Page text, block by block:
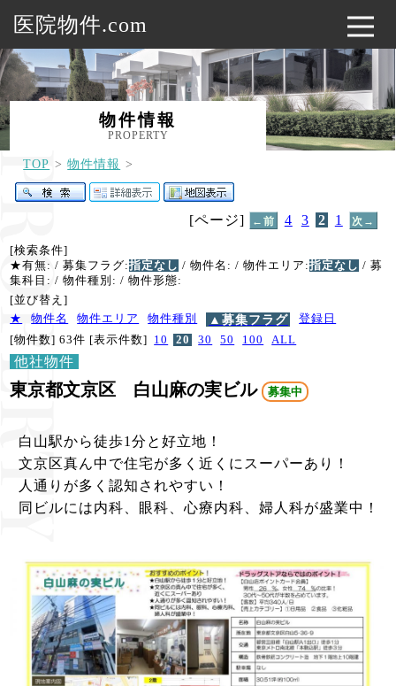
医院物件.com
物件情報
PROPERTY
TOP 物件情報
[ページ] ←前 4 3 2 1 次→
[検索条件]
★有無: / 募集フラグ:指定なし / 物件名: / 物件エリア:指定なし / 募
集科目: / 物件種別: / 物件形態:
[並び替え]
★
物件名 物件エリア 物件種別 ▲募集フラグ
登録日
[物件数] 63件 [表示件数] 10 20 30 50 100 ALL
他社物件
東京都文京区 白山麻の実ビル 募集中
白山駅から徒歩1分と好立地！
文京区真ん中で住宅が多く近くにスーパーあり！
人通りが多く認知されやすい！
同ビルには内科、眼科、心療内科、婦人科が盛業中！